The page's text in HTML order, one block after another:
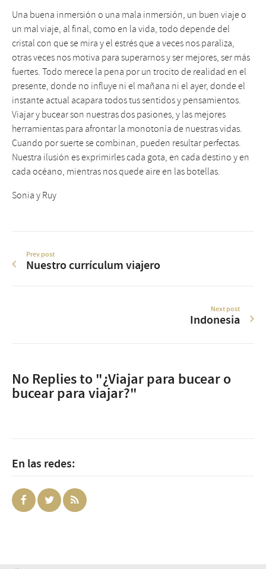
Una buena inmersión o una mala inmersión, un buen viaje o
un mal viaje, al final, como en la vida, todo depende del
cristal con que se mira y el estrés que a veces nos paraliza,
otras veces nos motiva para superarnos y ser mejores, ser más
fuertes. Todo merece la pena por un trocito de realidad en el
presente, donde no influye ni el mañana ni el ayer, donde el
instante actual acapara todos tus sentidos y pensamientos.
Viajar y bucear son nuestras dos pasiones, y las mejores
herramientas para afrontar la monotonía de nuestras vidas.
Cuando por suerte se combinan, pueden resultar perfectas.
Nuestra ilusión es exprimirles cada gota, en cada destino y en
cada océano, mientras nos quede aire en las botellas.
Sonia y Ruy
Prev post
Nuestro currículum viajero
Next post
Indonesia
No Replies to "¿Viajar para bucear o
bucear para viajar?"
En las redes: